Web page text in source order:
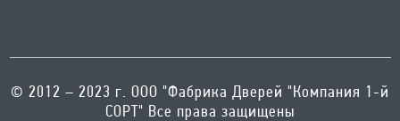
© 2012 – 2023 г. ООО "Фабрика Дверей "Компания 1-й
СОРТ" Все права защищены